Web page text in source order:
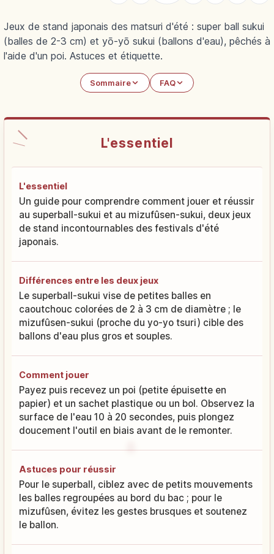
Jeux de stand japonais des matsuri d'été : super ball sukui
(balles de 2-3 cm) et yō-yō sukui (ballons d'eau), pêchés à
l'aide d'un poi. Astuces et étiquette.
Sommaire FAQ
L'essentiel
L'essentiel
Un guide pour comprendre comment jouer et réussir
au superball-sukui et au mizufûsen-sukui, deux jeux
de stand incontournables des festivals d'été
japonais.
Différences entre les deux jeux
Le superball-sukui vise de petites balles en
caoutchouc colorées de 2 à 3 cm de diamètre ; le
mizufûsen-sukui (proche du yo-yo tsuri) cible des
ballons d'eau plus gros et souples.
Comment jouer
Payez puis recevez un poi (petite épuisette en
papier) et un sachet plastique ou un bol. Observez la
surface de l'eau 10 à 20 secondes, puis plongez
doucement l'outil en biais avant de le remonter.
Astuces pour réussir
Pour le superball, ciblez avec de petits mouvements
les balles regroupées au bord du bac ; pour le
mizufûsen, évitez les gestes brusques et soutenez
le ballon.